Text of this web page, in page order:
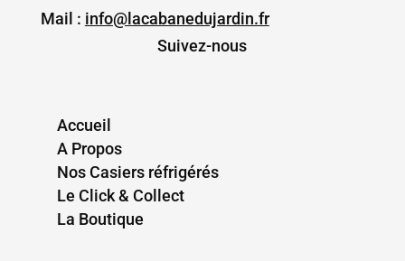
Mail : info@lacabanedujardin.fr
Suivez-nous
Accueil
A Propos
Nos Casiers réfrigérés
Le Click & Collect
La Boutique